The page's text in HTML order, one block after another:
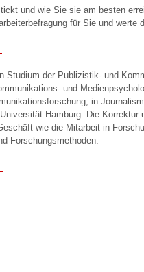
und wie Sie sie am besten
für Sie und
Studium der Publizistik- und
und
in
Hamburg. Die
wie die Mitarbeit in
Forschungsmethoden.